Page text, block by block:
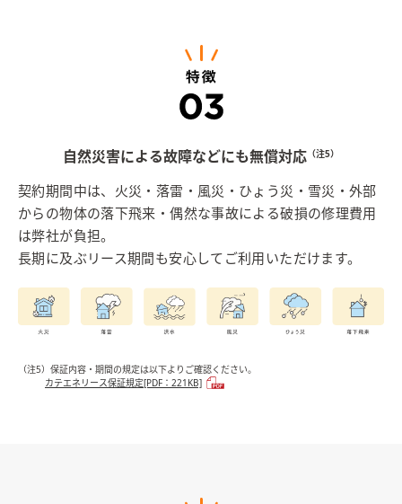
自然災害による故障などにも無償対応 （注5）
契約期間中は、火災・落雷・風災・ひょう災・雪災・外部
からの物体の落下飛来・偶然な事故による破損の修理費用
は弊社が負担。
長期に及ぶリース期間も安心してご利用いただけます。
（注5）保証内容・期間の規定は以下よりご確認ください。
カテエネリース保証規定[PDF：221KB]